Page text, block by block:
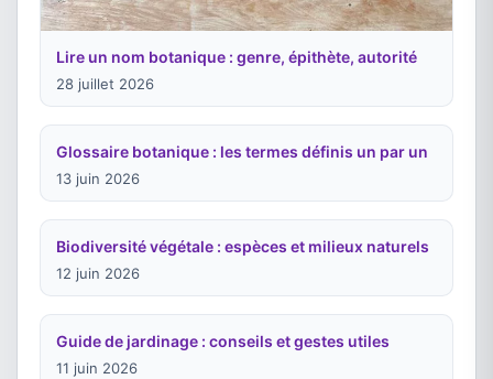
Lire un nom botanique : genre, épithète, autorité
28 juillet 2026
Glossaire botanique : les termes définis un par un
13 juin 2026
Biodiversité végétale : espèces et milieux naturels
12 juin 2026
Guide de jardinage : conseils et gestes utiles
11 juin 2026